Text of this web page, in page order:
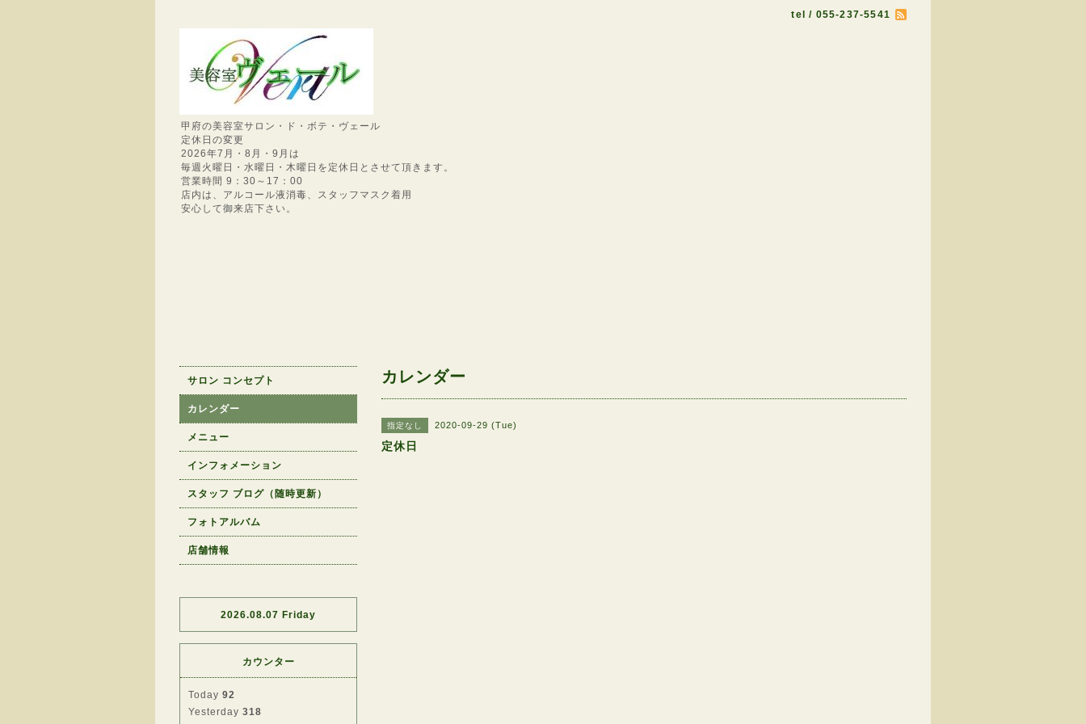
tel / 055-237-5541
甲府の美容室サロン・ド・ボテ・ヴェール
定休日の変更
2026年7月・8月・9月は
毎週火曜日・水曜日・木曜日を定休日とさせて頂きます。
営業時間 9：30～17：00
店内は、アルコール液消毒、スタッフマスク着用
安心して御来店下さい。
カレンダー
指定なし 2020-09-29 (Tue)
定休日
サロン コンセプト
カレンダー
メニュー
インフォメーション
スタッフ ブログ（随時更新）
フォトアルバム
店舗情報
2026.08.07 Friday
カウンター
Today 92
Yesterday 318